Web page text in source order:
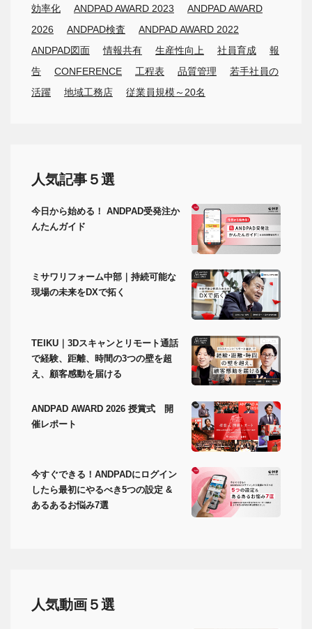
効率化 ANDPAD AWARD 2023
ANDPAD AWARD
2026
ANDPAD検査
ANDPAD AWARD 2022
ANDPAD図面
情報共有 生産性向上 社員育成
報
告
CONFERENCE 工程表 品質管理
若手社員の
活躍
地域工務店 従業員規模～20名
人気記事５選
今日から始める！ ANDPAD受発注か
んたんガイド
ミサワリフォーム中部｜持続可能な
現場の未来をDXで拓く
TEIKU｜3Dスキャンとリモート通話
で経験、距離、時間の3つの壁を超
え、顧客感動を届ける
ANDPAD AWARD 2026 授賞式 開
催レポート
今すぐできる！ANDPADにログイン
したら最初にやるべき5つの設定 &
あるあるお悩み7選
人気動画５選